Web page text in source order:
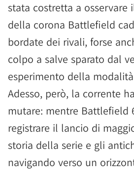
stata costretta a osservare
della corona Battlefield
bordate dei rivali, forse
colpo a salve sparato dal
esperimento della
Adesso, però, la corrente
mutare: mentre Battlefield
registrare il lancio di
storia della serie e gli
navigando verso un